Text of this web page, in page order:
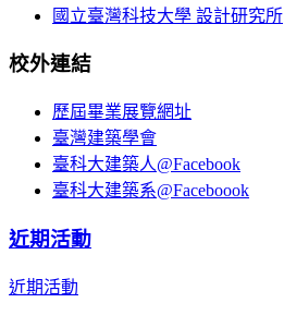
國立臺灣科技大學 設計研究所
校外連結
歷屆畢業展覽網址
臺灣建築學會
臺科大建築人@Facebook
臺科大建築系@Faceboook
近期活動
近期活動